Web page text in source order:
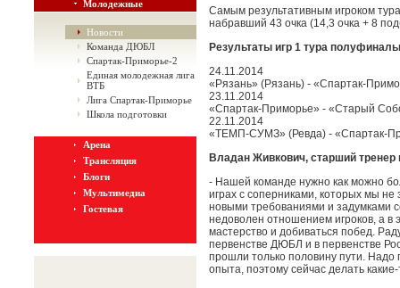
Молодежные
Новости
Команда ДЮБЛ
Спартак-Приморье-2
Единая молодежная лига
ВТБ
Лига Спартак-Приморье
Школа подготовки
Арена
Трансляция
Блоги
Мультимедиа
Гостевая
Самым результативным игроком
набравший 43 очка (14,3 очка + 8
Результаты игр 1 тура
24.11.2014
«Рязань» (Рязань) - «Спартак-
23.11.2014
«Спартак-Приморье» - «Старый
22.11.2014
«ТЕМП-СУМЗ» (Ревда) - «Спартак-
Владан Живкович, старший
- Нашей команде нужно как можно
играх с соперниками, которых мы не
новыми требованиями и задумками
недоволен отношением игроков, а в
мастерство и добиваться побед.
первенстве ДЮБЛ и в первенстве
прошли только половину пути. Надо
опыта, поэтому сейчас делать